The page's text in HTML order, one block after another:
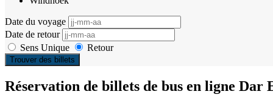
Date du voyage
Date de retour
Sens Unique
Retour
Trouver des billets
Réservation de billets de bus en ligne Dar